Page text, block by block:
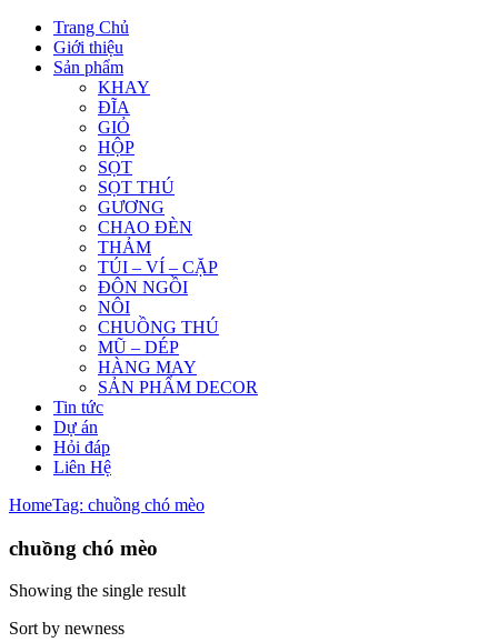
Trang Chủ
Giới thiệu
Sản phẩm
KHAY
ĐĨA
GIỎ
HỘP
SỌT
SỌT THÚ
GƯƠNG
CHAO ĐÈN
THẢM
TÚI – VÍ – CẶP
ĐÔN NGỒI
NÔI
CHUỒNG THÚ
MŨ – DÉP
HÀNG MAY
SẢN PHẨM DECOR
Tin tức
Dự án
Hỏi đáp
Liên Hệ
HomeTag: chuồng chó mèo
chuồng chó mèo
Showing the single result
Sort by newness